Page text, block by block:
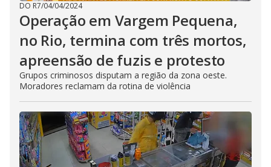
DO R7/04/04/2024
Operação em Vargem Pequena,
no Rio, termina com três mortos,
apreensão de fuzis e protesto
Grupos criminosos disputam a região da zona oeste.
Moradores reclamam da rotina de violência